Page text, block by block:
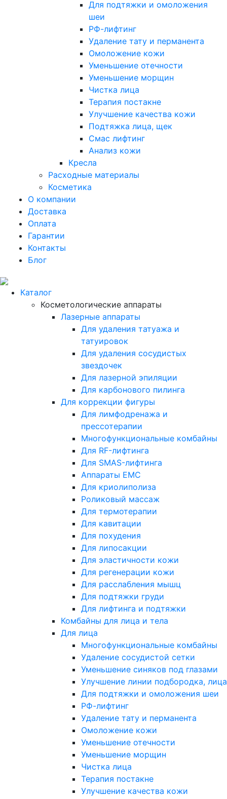
Для подтяжки и омоложения
шеи
РФ-лифтинг
Удаление тату и перманента
Омоложение кожи
Уменьшение отечности
Уменьшение морщин
Чистка лица
Терапия постакне
Улучшение качества кожи
Подтяжка лица, щек
Смас лифтинг
Анализ кожи
Кресла
Расходные материалы
Косметика
О компании
Доставка
Оплата
Гарантии
Контакты
Блог
Каталог
Косметологические аппараты
Лазерные аппараты
Для удаления татуажа и
татуировок
Для удаления сосудистых
звездочек
Для лазерной эпиляции
Для карбонового пилинга
Для коррекции фигуры
Для лимфодренажа и
прессотерапии
Многофункциональные комбайны
Для RF-лифтинга
Для SMAS-лифтинга
Аппараты EMC
Для криолиполиза
Роликовый массаж
Для термотерапии
Для кавитации
Для похудения
Для липосакции
Для эластичности кожи
Для регенерации кожи
Для расслабления мышц
Для подтяжки груди
Для лифтинга и подтяжки
Комбайны для лица и тела
Для лица
Многофункциональные комбайны
Удаление сосудистой сетки
Уменьшение синяков под глазами
Улучшение линии подбородка, лица
Для подтяжки и омоложения шеи
РФ-лифтинг
Удаление тату и перманента
Омоложение кожи
Уменьшение отечности
Уменьшение морщин
Чистка лица
Терапия постакне
Улучшение качества кожи